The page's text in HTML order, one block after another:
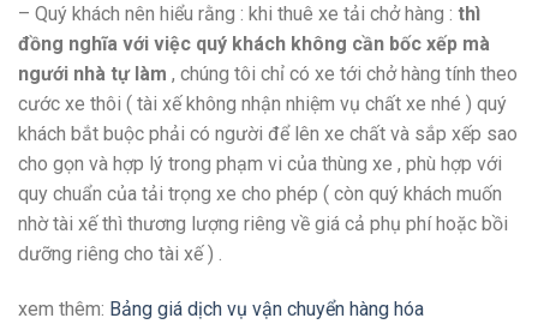
– Quý khách nên hiểu rằng : khi thuê xe tải chở hàng : thì
đồng nghĩa với việc quý khách không cần bốc xếp mà
ngưới nhà tự làm , chúng tôi chỉ có xe tới chở hàng tính theo
cước xe thôi ( tài xế không nhận nhiệm vụ chất xe nhé ) quý
khách bắt buộc phải có người để lên xe chất và sắp xếp sao
cho gọn và hợp lý trong phạm vi của thùng xe , phù hợp với
quy chuẩn của tải trọng xe cho phép ( còn quý khách muốn
nhờ tài xế thì thương lượng riêng về giá cả phụ phí hoặc bồi
dưỡng riêng cho tài xế ) .
xem thêm: Bảng giá dịch vụ vận chuyển hàng hóa